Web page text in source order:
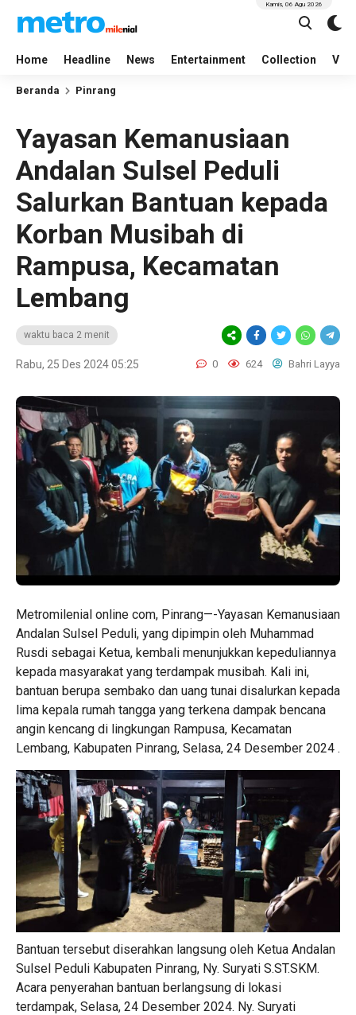
Home Headline News Entertainment Collection
Kamis, 06 Agu 2026
Beranda Pinrang
Yayasan Kemanusiaan
Andalan Sulsel Peduli
Salurkan Bantuan kepada
Korban Musibah di
Rampusa, Kecamatan
Lembang
waktu baca 2 menit
Rabu, 25 Des 2024 05:25 0 624 Bahri Layya
Metromilenial online com, Pinrang—-Yayasan Kemanusiaan
Andalan Sulsel Peduli, yang dipimpin oleh Muhammad
Rusdi sebagai Ketua, kembali menunjukkan kepeduliannya
kepada masyarakat yang terdampak musibah. Kali ini,
bantuan berupa sembako dan uang tunai disalurkan kepada
lima kepala rumah tangga yang terkena dampak bencana
angin kencang di lingkungan Rampusa, Kecamatan
Lembang, Kabupaten Pinrang, Selasa, 24 Desember 2024 .
Bantuan tersebut diserahkan langsung oleh Ketua Andalan
Sulsel Peduli Kabupaten Pinrang, Ny. Suryati S.ST.SKM.
Acara penyerahan bantuan berlangsung di lokasi
terdampak, Selasa, 24 Desember 2024. Ny. Suryati